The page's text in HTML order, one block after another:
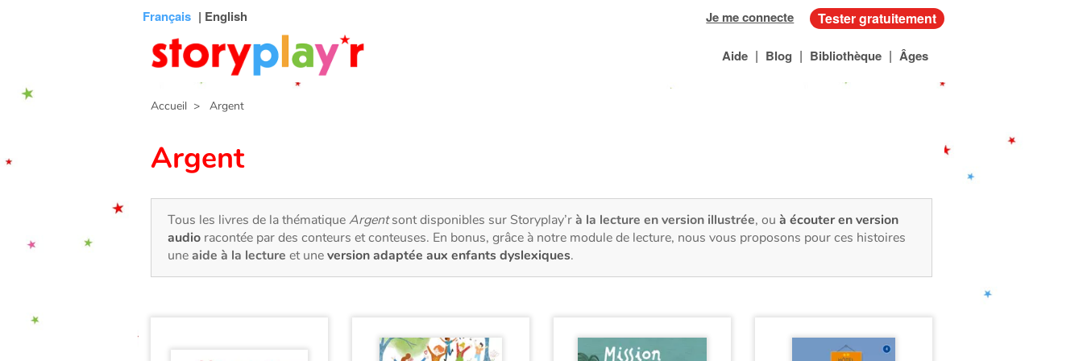
Français | English Je me connecte Tester gratuitement
Aide | Blog | Bibliothèque | Âges
Accueil > Argent
Argent
Tous les livres de la thématiqueArgentsont disponibles sur Storyplay’rà la lecture en version illustrée, ou à écouter en version
audio racontée par des conteurs et conteuses. En bonus, grâce à notre module de lecture, nous vous proposons pour ces histoires
uneaide à la lecture et uneversion adaptée aux enfants dyslexiques.